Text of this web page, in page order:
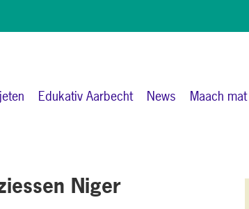
Edukativ Aarbecht News Maach mat
Niger